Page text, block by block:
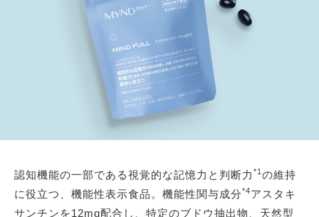
認知機能の一部である視覚的な記憶力と判断力 *1 の維持
に役立つ、機能性表示食品。機能性関与成分*4アスタキ
サンチンを12mg配合し、特定のブドウ抽出物、天然型